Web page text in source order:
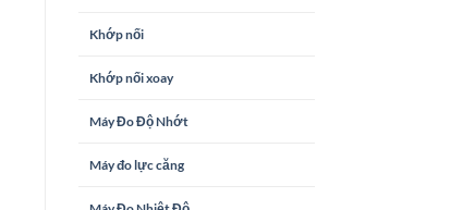
Khớp nối
Khớp nối xoay
Máy Đo Độ Nhớt
Máy đo lực căng